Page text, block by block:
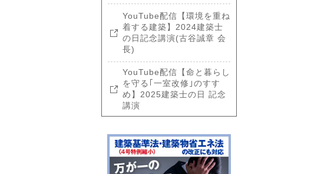
YouTube配信【環境を重ね
着する建築】2024建築士
の日記念講演(古谷誠章 会
長)
YouTube配信【命と暮らし
を守る｢一室改修｣のすす
め】2025建築士の日 記念
講演